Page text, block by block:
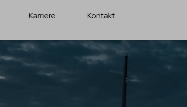
Karriere Kontakt